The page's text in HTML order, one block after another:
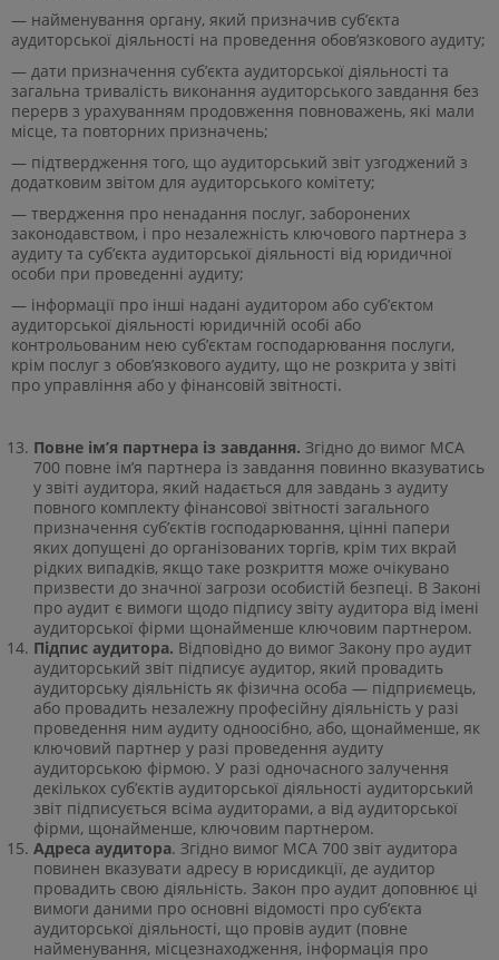
— найменування органу, який призначив суб’єкта
аудиторської діяльності на проведення обов’язкового аудиту;
— дати призначення суб’єкта аудиторської діяльності та
загальна тривалість виконання аудиторського завдання без
перерв з урахуванням продовження повноважень, які мали
місце, та повторних призначень;
— підтвердження того, що аудиторський звіт узгоджений з
додатковим звітом для аудиторського комітету;
— твердження про ненадання послуг, заборонених
законодавством, і про незалежність ключового партнера з
аудиту та суб’єкта аудиторської діяльності від юридичної
особи при проведенні аудиту;
— інформації про інші надані аудитором або суб’єктом
аудиторської діяльності юридичній особі або
контрольованим нею суб’єктам господарювання послуги,
крім послуг з обов’язкового аудиту, що не розкрита у звіті
про управління або у фінансовій звітності.
Повне ім’я партнера із завдання. Згідно до вимог МСА
700 повне ім’я партнера із завдання повинно вказуватись
у звіті аудитора, який надається для завдань з аудиту
повного комплекту фінансової звітності загального
призначення суб’єктів господарювання, цінні папери
яких допущені до організованих торгів, крім тих вкрай
рідких випадків, якщо таке розкриття може очікувано
призвести до значної загрози особистій безпеці. В Законі
про аудит є вимоги щодо підпису звіту аудитора від імені
аудиторської фірми щонайменше ключовим партнером.
Підпис аудитора. Відповідно до вимог Закону про аудит
аудиторський звіт підписує аудитор, який провадить
аудиторську діяльність як фізична особа — підприємець,
або провадить незалежну професійну діяльність у разі
проведення ним аудиту одноосібно, або, щонайменше, як
ключовий партнер у разі проведення аудиту
аудиторською фірмою. У разі одночасного залучення
декількох суб’єктів аудиторської діяльності аудиторський
звіт підписується всіма аудиторами, а від аудиторської
фірми, щонайменше, ключовим партнером.
Адреса аудитора. Згідно вимог МСА 700 звіт аудитора
повинен вказувати адресу в юрисдикції, де аудитор
провадить свою діяльність. Закон про аудит доповнює ці
вимоги даними про основні відомості про суб’єкта
аудиторської діяльності, що провів аудит (повне
найменування, місцезнаходження, інформація про